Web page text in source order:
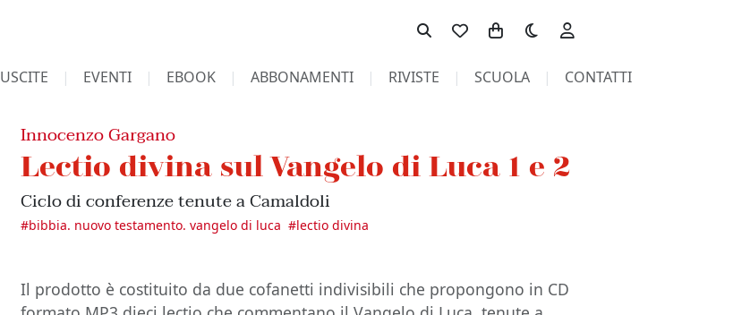
Toggle theme
USCITE EVENTI EBOOK ABBONAMENTI RIVISTE SCUOLA CONTATTI
Innocenzo Gargano
Lectio divina sul Vangelo di Luca 1 e 2
Ciclo di conferenze tenute a Camaldoli
#bibbia. nuovo testamento. vangelo di luca #lectio divina
Il prodotto è costituito da due cofanetti indivisibili che propongono in CD